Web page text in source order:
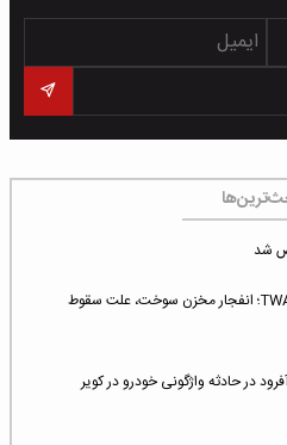
شد
سی‌امین سالگرد سانحه پرواز TWA 800؛ انفجار مخزن سوخت، علت سقوط
در حادثه واژگونی خودرو در کویر